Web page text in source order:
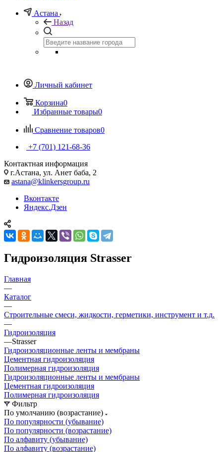
Астана
Назад
Личный кабинет
Корзина0
Избранные товары0
Сравнение товаров0
+7 (701) 121-68-36
Контактная информация
г.Астана, ул. Анет баба, 2
astana@klinkersgroup.ru
Вконтакте
Яндекс.Дзен
Гидроизоляция Strasser
Главная
—
Каталог
—
Строительные смеси, жидкости, герметики, инструмент и т.д.
—
Гидроизоляция
—Strasser
Гидроизоляционные ленты и мембраны
Цементная гидроизоляция
Полимерная гидроизоляция
Гидроизоляционные ленты и мембраны
Цементная гидроизоляция
Полимерная гидроизоляция
Фильтр
По умолчанию (возрастание)
По популярности (убывание)
По популярности (возрастание)
По алфавиту (убывание)
По алфавиту (возрастание)